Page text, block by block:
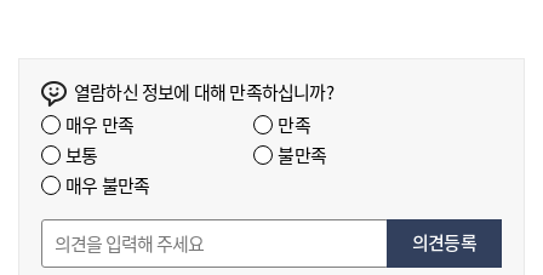
열람하신 정보에 대해 만족하십니까?
매우 만족
만족
보통
불만족
매우 불만족
의견등록